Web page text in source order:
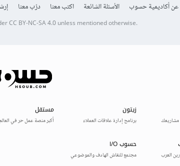
عن أكاديمية حسوب الأسئلة الشائعة اكتب معنا درّب معنا
CC BY-NC-SA 4.0unless mentioned otherwise.